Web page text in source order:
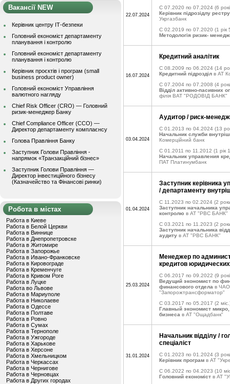
Вакансії NEW
Керівник центру ІТ-безпеки
Головний економіст департаменту
планування і контролю
Головний економіст департаменту
планування і контролю
Керівник проєктів і програм (small
business product owner)
Головний економіст Управління
валютного нагляду
Chief Risk Officer (CRO) — Головний
ризик-менеджер Банку
Chief Compliance Officer (CCO) —
Директор департаменту комплаєнсу
Голова Правління Банку
Заступник Голови Правління -
напрямок «Транзакційний бізнес»
Заступник Голови Правління —
Директор інвестиційного бізнесу
(Казначейство та Фінансові ринки)
Робота в містах
Работа в Киеве
Работа в Белой Церкви
Работа в Виннице
Работа в Днепропетровске
Работа в Житомире
Работа в Запорожье
Работа в Ивано-Франковске
Работа в Кировограде
Работа в Кременчуге
Работа в Кривом Роге
Работа в Луцке
Работа во Львове
Работа в Мариуполе
Работа в Николаеве
Работа в Одессе
Работа в Полтаве
Работа в Ровно
Работа в Сумах
Работа в Тернополе
Работа в Ужгороде
Работа в Харькове
Работа в Херсоне
Работа в Хмельницком
Работа в Черкассах
Работа в Чернигове
Работа в Черновцах
Работа в Других городах
22.07.2024
C 07.2020 по 07.2024 (6
Керівник підрозідлу
Укргазбанк
C 02.2019 по 07.2020 (1 рік
Методологія ризик-
16.07.2024
Кредитний аналітик
C 08.2009 по 06.2024 (14
Кредитний підрозділ в АТ
C 07.2004 по 07.2008 (4
Відділ активно-пасивних
філія ВАТ "РОДОВІД БАНК"
03.04.2024
Аудитор / риск-
C 01.2013 по 04.2024 (13
Начальник служби
Комерційний банк
C 01.2011 по 11.2012 (1 рік
Начальник управления
ПАТ Платинумбанк
01.04.2024
Заступник керівника
/ департаменту
C 11.2023 по 02.2024 (2
Заступник начальника
контролю в АТ "РВС БАНК"
C 03.2021 по 11.2023 (2
Заступник начальника
аудиту в АТ "РВС БАНК"
25.03.2024
Менеджер по
кредитов
C 06.2017 по 09.2022 (9
Ведущий экономист по
финансового отдела в ЧАО
"Запорожтрансформатор"
C 03.2017 по 05.2017 (2
Главный экономист
бизнеса в АТ "Ощадбанк"
31.01.2024
Начальник відділу /
спеціаліст
C 01.2023 по 01.2024 (3
Керівник програм в АТ
C 06.2022 по 04.2023 (10
Головний економіст в АТ